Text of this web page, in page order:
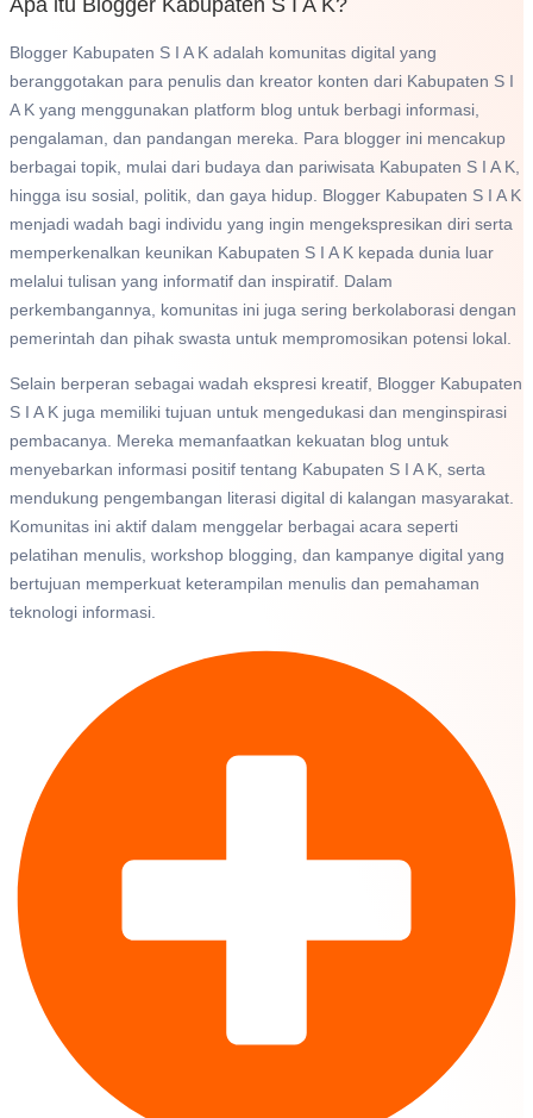
Apa itu Blogger Kabupaten S I A K?
Blogger Kabupaten S I A K adalah komunitas digital yang
beranggotakan para penulis dan kreator konten dari Kabupaten S I
A K yang menggunakan platform blog untuk berbagi informasi,
pengalaman, dan pandangan mereka. Para blogger ini mencakup
berbagai topik, mulai dari budaya dan pariwisata Kabupaten S I A K,
hingga isu sosial, politik, dan gaya hidup. Blogger Kabupaten S I A K
menjadi wadah bagi individu yang ingin mengekspresikan diri serta
memperkenalkan keunikan Kabupaten S I A K kepada dunia luar
melalui tulisan yang informatif dan inspiratif. Dalam
perkembangannya, komunitas ini juga sering berkolaborasi dengan
pemerintah dan pihak swasta untuk mempromosikan potensi lokal.
Selain berperan sebagai wadah ekspresi kreatif, Blogger Kabupaten
S I A K juga memiliki tujuan untuk mengedukasi dan menginspirasi
pembacanya. Mereka memanfaatkan kekuatan blog untuk
menyebarkan informasi positif tentang Kabupaten S I A K, serta
mendukung pengembangan literasi digital di kalangan masyarakat.
Komunitas ini aktif dalam menggelar berbagai acara seperti
pelatihan menulis, workshop blogging, dan kampanye digital yang
bertujuan memperkuat keterampilan menulis dan pemahaman
teknologi informasi.